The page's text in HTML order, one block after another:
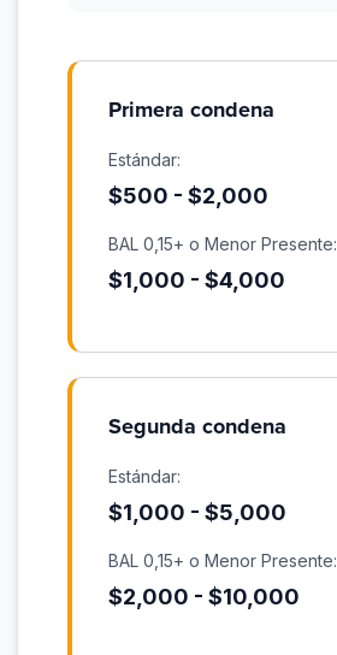
Primera condena
Estándar:
$500 - $2,000
BAL 0,15+ o Menor Presente:
$1,000 - $4,000
Segunda condena
Estándar:
$1,000 - $5,000
BAL 0,15+ o Menor Presente:
$2,000 - $10,000